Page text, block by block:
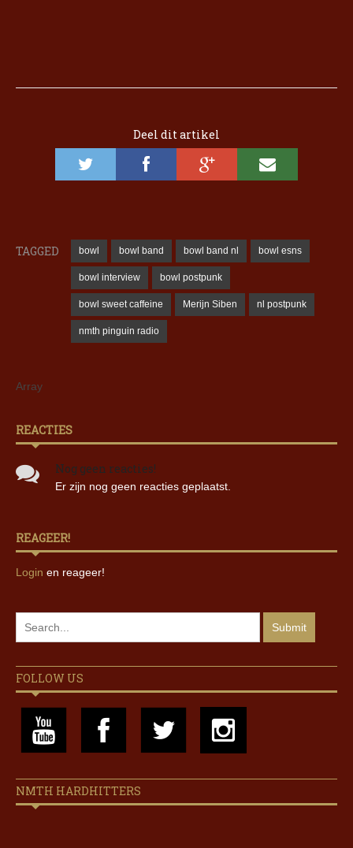
Deel dit artikel
TAGGED bowl bowl band bowl band nl bowl esns
bowl interview bowl postpunk
bowl sweet caffeine Merijn Siben nl postpunk
nmth pinguin radio
Array
REACTIES
Nog geen reacties!
Er zijn nog geen reacties geplaatst.
REAGEER!
Login en reageer!
FOLLOW US
NMTH HARDHITTERS